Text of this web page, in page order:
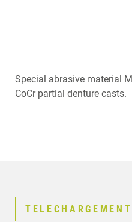
Special abrasive material
CoCr partial denture casts.